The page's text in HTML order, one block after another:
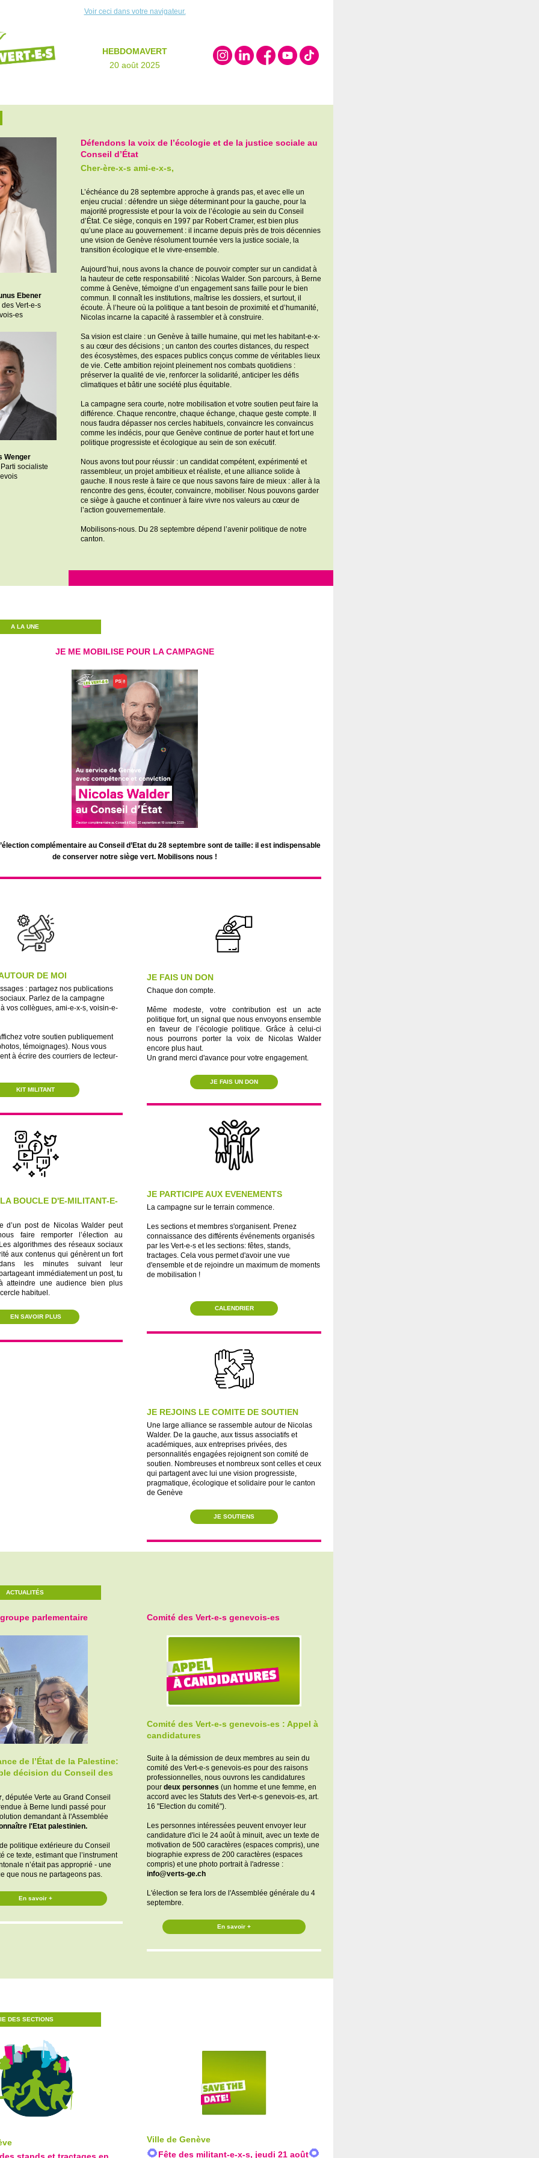
Voir ceci dans votre navigateur.
HEBDOMAVERT
20 août 2025
Ebener
Vert-e-s
es
Wenger
socialiste
Défendons la voix de l’écologie et de la justice sociale au
Conseil d’État
Cher-ère-x-s ami-e-x-s,
L’échéance du 28 septembre approche à grands pas, et avec elle un
enjeu crucial : défendre un siège déterminant pour la gauche, pour la
majorité progressiste et pour la voix de l’écologie au sein du Conseil
d’État. Ce siège, conquis en 1997 par Robert Cramer, est bien plus
qu’une place au gouvernement : il incarne depuis près de trois décennies
une vision de Genève résolument tournée vers la justice sociale, la
transition écologique et le vivre-ensemble.
Aujourd’hui, nous avons la chance de pouvoir compter sur un candidat à
la hauteur de cette responsabilité : Nicolas Walder. Son parcours, à Berne
comme à Genève, témoigne d’un engagement sans faille pour le bien
commun. Il connaît les institutions, maîtrise les dossiers, et surtout, il
écoute. À l’heure où la politique a tant besoin de proximité et d’humanité,
Nicolas incarne la capacité à rassembler et à construire.
Sa vision est claire : un Genève à taille humaine, qui met les habitant-e-x-
s au cœur des décisions ; un canton des courtes distances, du respect
des écosystèmes, des espaces publics conçus comme de véritables lieux
de vie. Cette ambition rejoint pleinement nos combats quotidiens :
préserver la qualité de vie, renforcer la solidarité, anticiper les défis
climatiques et bâtir une société plus équitable.
La campagne sera courte, notre mobilisation et votre soutien peut faire la
différence. Chaque rencontre, chaque échange, chaque geste compte. Il
nous faudra dépasser nos cercles habituels, convaincre les convaincus
comme les indécis, pour que Genève continue de porter haut et fort une
politique progressiste et écologique au sein de son exécutif.
Nous avons tout pour réussir : un candidat compétent, expérimenté et
rassembleur, un projet ambitieux et réaliste, et une alliance solide à
gauche. Il nous reste à faire ce que nous savons faire de mieux : aller à la
rencontre des gens, écouter, convaincre, mobiliser. Nous pouvons garder
ce siège à gauche et continuer à faire vivre nos valeurs au cœur de
l’action gouvernementale.
Mobilisons-nous. Du 28 septembre dépend l’avenir politique de notre
canton.
A LA UNE
JE ME MOBILISE POUR LA CAMPAGNE
complémentaire au Conseil d’Etat du 28 septembre sont de taille: il est indispensable
de conserver notre siège vert. Mobilisons nous !
DE MOI
: partagez nos publications
Parlez de la campagne
vos collègues, ami-e-x-s, voisin-e-
votre soutien publiquement
témoignages). Nous vous
à écrire des courriers de lecteur-
KIT MILITANT
BOUCLE D'E-MILITANT-E-
d’un post de Nicolas Walder peut
faire remporter l’élection au
algorithmes des réseaux sociaux
aux contenus qui génèrent un fort
dans les minutes suivant leur
immédiatement un post, tu
atteindre une audience bien plus
habituel.
EN SAVOIR PLUS
JE FAIS UN DON
Chaque don compte.
Même modeste, votre contribution est un acte
politique fort, un signal que nous envoyons ensemble
en faveur de l’écologie politique. Grâce à celui-ci
nous pourrons porter la voix de Nicolas Walder
encore plus haut.
Un grand merci d'avance pour votre engagement.
JE FAIS UN DON
JE PARTICIPE AUX EVENEMENTS
La campagne sur le terrain commence.
Les sections et membres s'organisent. Prenez
connaissance des différents événements organisés
par les Vert-e-s et les sections: fêtes, stands,
tractages. Cela vous permet d'avoir une vue
d'ensemble et de rejoindre un maximum de moments
de mobilisation !
CALENDRIER
JE REJOINS LE COMITE DE SOUTIEN
Une large alliance se rassemble autour de Nicolas
Walder. De la gauche, aux tissus associatifs et
académiques, aux entreprises privées, des
personnalités engagées rejoignent son comité de
soutien. Nombreuses et nombreux sont celles et ceux
qui partagent avec lui une vision progressiste,
pragmatique, écologique et solidaire pour le canton
de Genève
JE SOUTIENS
ACTUALITÉS
parlementaire
de l’État de la Palestine:
décision du Conseil des
, députée Verte au Grand Conseil
à Berne lundi passé pour
demandant à l'Assemblée
l'Etat palestinien.
politique extérieure du Conseil
ce texte, estimant que l’instrument
n’était pas approprié - une
que nous ne partageons pas.
En savoir +
Comité des Vert-e-s genevois-es
Comité des Vert-e-s genevois-es : Appel à
candidatures
Suite à la démission de deux membres au sein du
comité des Vert-e-s genevois-es pour des raisons
professionnelles, nous ouvrons les candidatures
pour deux personnes (un homme et une femme, en
accord avec les Statuts des Vert-e-s genevois-es, art.
16 "Election du comité").
Les personnes intéressées peuvent envoyer leur
candidature d'ici le 24 août à minuit, avec un texte de
motivation de 500 caractères (espaces compris), une
biographie express de 200 caractères (espaces
compris) et une photo portrait à l'adresse :
info@verts-ge.ch
L'élection se fera lors de l'Assemblée générale du 4
septembre.
En savoir +
DES SECTIONS
Ville de Genève
🌻Fête des militant-e-x-s, jeudi 21 août🌻